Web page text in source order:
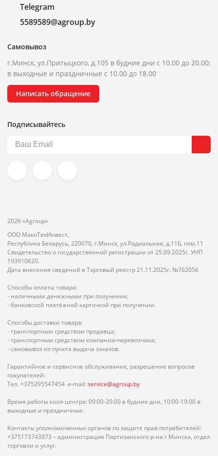
Telegram
5589589@agroup.by
Самовывоз
г.Минск, ул.Притыцкого, д.105 в будние дни с 10.00 до 20.00;
в выходные и праздничные с 10.00 до 18.00
Написать обращение
Подписывайтесь
2026 «Agroup»
ООО МакоТехИнвест,
Республика Беларусь, 220070, г.Минск, ул.Радиальная, д.11Б, пом.11
Свидетельство о государственной регистрации от 25.09.2025г. УНП
193910620.
Дата внесения сведений в Торговый реестр 21.11.2025г. №762056
Способы оплаты товара:
- наличными денежными при получении;
- банковской платёжной карточкой при получении.
Способы доставки товара:
- транспортным средством продавца;
- транспортным средством компании-перевозчика;
- самовывоз из пункта выдача заказов.
Гарантийное и сервисное обслуживание, разрешение вопросов
покупателей:
Тел. +375295547454 e-mail: service@agroup.by
Время работы колл-центра: 09:00-20:00 в будние дни, 10:00-19:00 в
выходные и праздничные.
Контакты уполномоченных органов по защите прав потребителей:
+375173743973 – администрация Партизанского р-на г.Минска, отдел
торговли и услуг.